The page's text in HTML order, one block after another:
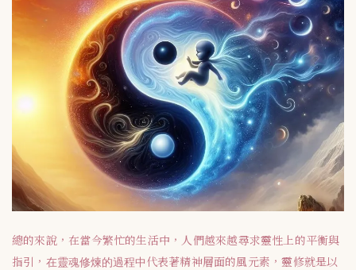
總的來說，在當今繁忙的生活中，人們越來越尋求靈性上的平衡與
指引， 在靈魂修煉的過程中代表著精神層面的風元素，靈修就是以